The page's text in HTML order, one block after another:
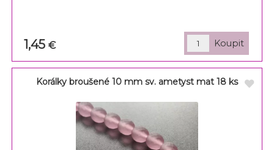
1,45€
Korálky broušené 10 mm sv. ametyst mat 18 ks